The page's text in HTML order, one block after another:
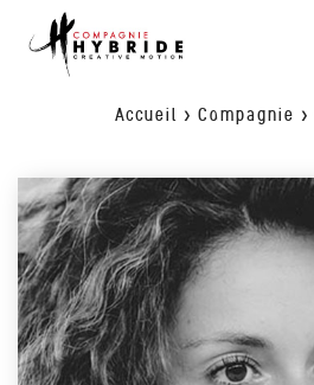
Accueil > Compagnie >